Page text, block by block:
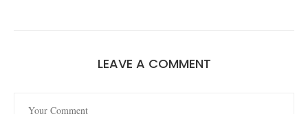
LEAVE A COMMENT